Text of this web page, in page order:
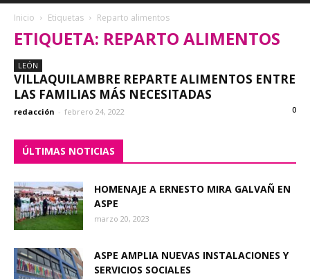
Inicio Etiquetas Reparto alimentos
ETIQUETA: REPARTO ALIMENTOS
LEÓN
VILLAQUILAMBRE REPARTE ALIMENTOS ENTRE
LAS FAMILIAS MÁS NECESITADAS
redacción - febrero 24, 2022 0
ÚLTIMAS NOTICIAS
HOMENAJE A ERNESTO MIRA GALVAÑ EN
ASPE
marzo 20, 2023
ASPE AMPLIA NUEVAS INSTALACIONES Y
SERVICIOS SOCIALES